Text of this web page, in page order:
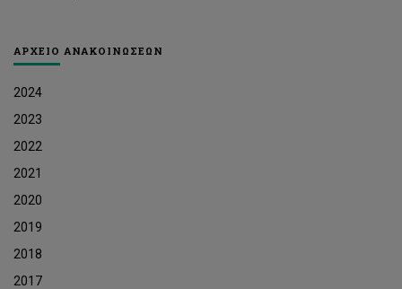
ΑΡΧΕΙΟ ΑΝΑΚΟΙΝΩΣΕΩΝ
2024
2023
2022
2021
2020
2019
2018
2017